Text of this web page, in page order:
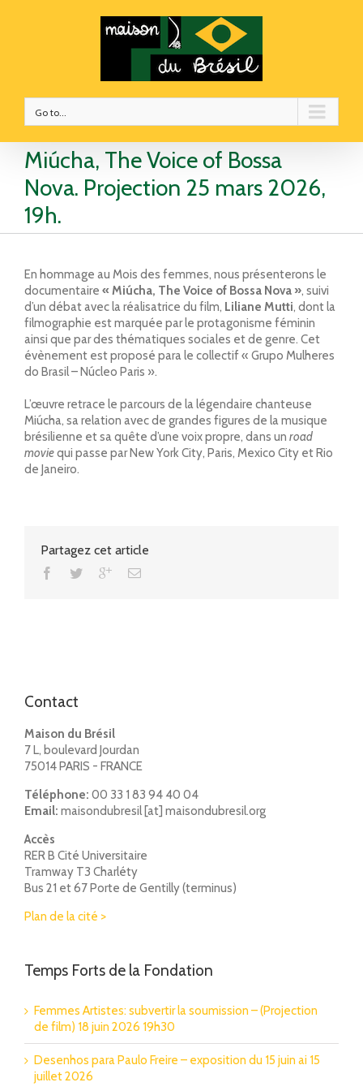
Go to...
Miúcha, The Voice of Bossa
Nova. Projection 25 mars 2026,
19h.
En hommage au Mois des femmes, nous présenterons le
documentaire « Miúcha, The Voice of Bossa Nova », suivi
d’un débat avec la réalisatrice du film, Liliane Mutti, dont la
filmographie est marquée par le protagonisme féminin
ainsi que par des thématiques sociales et de genre. Cet
évènement est proposé para le collectif « Grupo Mulheres
do Brasil – Núcleo Paris ».
L’œuvre retrace le parcours de la légendaire chanteuse
Miúcha, sa relation avec de grandes figures de la musique
brésilienne et sa quête d’une voix propre, dans un road
moviequi passe parNew York City, Paris, Mexico City etRio
de Janeiro.
Partagez cet article
Contact
Maison du Brésil
7 L, boulevard Jourdan
75014 PARIS - FRANCE
Téléphone: 00 33 1 83 94 40 04
Email: maisondubresil [at] maisondubresil.org
Accès
RER B Cité Universitaire
Tramway T3 Charléty
Bus 21 et 67 Porte de Gentilly (terminus)
Plan de la cité >
Temps Forts de la Fondation
Femmes Artistes: subvertir la soumission – (Projection
de film) 18 juin 2026 19h30
Desenhos para Paulo Freire – exposition du 15 juin ai 15
juillet 2026